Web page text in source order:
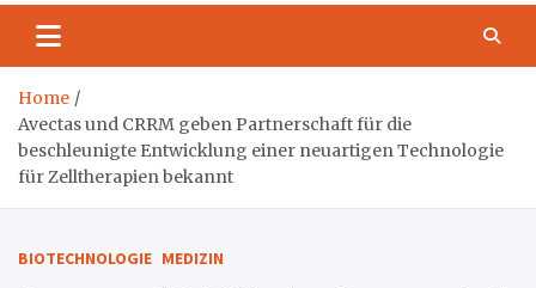
Home
Avectas und CRRM geben Partnerschaft für die
beschleunigte Entwicklung einer neuartigen Technologie
für Zelltherapien bekannt
BIOTECHNOLOGIE MEDIZIN